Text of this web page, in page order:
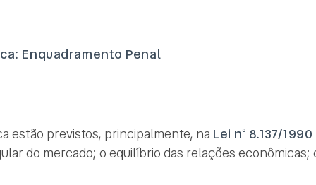
Enquadramento Penal
estão previstos, principalmente, na Lei nº 8.137/1990
do mercado; o equilíbrio das relações